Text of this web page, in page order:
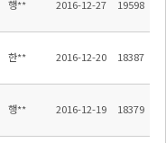
행** 2016-12-27 19598
한** 2016-12-20 18387
행** 2016-12-19 18379